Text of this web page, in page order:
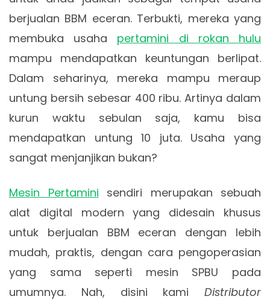
berjualan BBM eceran. Terbukti, mereka yang
membuka usaha pertamini di rokan hulu
mampu mendapatkan keuntungan berlipat.
Dalam seharinya, mereka mampu meraup
untung bersih sebesar 400 ribu. Artinya dalam
kurun waktu sebulan saja, kamu bisa
mendapatkan untung 10 juta. Usaha yang
sangat menjanjikan bukan?
Mesin Pertamini sendiri merupakan sebuah
alat digital modern yang didesain khusus
untuk berjualan BBM eceran dengan lebih
mudah, praktis, dengan cara pengoperasian
yang sama seperti mesin SPBU pada
umumnya. Nah, disini kami Distributor